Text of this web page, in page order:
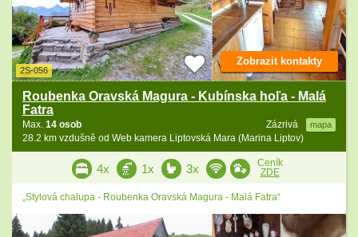
2S-056
Roubenka Oravská Magura - Kubínska hoľa - Malá
Fatra
Zázrivá mapa
Max. 14 osob
28.2 km vzdušně od Web kamera Liptovská Mara (Marina Liptov)
Zobrazit kontakty
4x 1x 3x
Ceník
ZDE
„Stylová chalupa - Roubenka Oravská Magura - Malá Fatra“